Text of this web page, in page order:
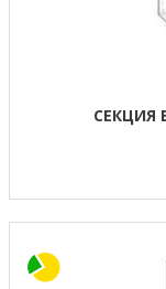
СЕКЦИЯ